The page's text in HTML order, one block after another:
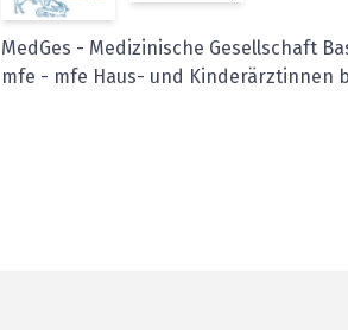
MedGes - Medizinische Gesellschaft
mfe - mfe Haus- und Kinderärztinnen